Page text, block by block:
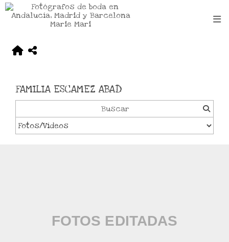
FAMILIA ESCAMEZ ABAD